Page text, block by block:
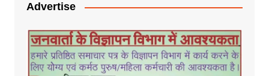
Advertise